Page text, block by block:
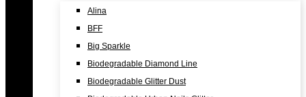
Alina
BFF
Big Sparkle
Biodegradable Diamond Line
Biodegradable Glitter Dust